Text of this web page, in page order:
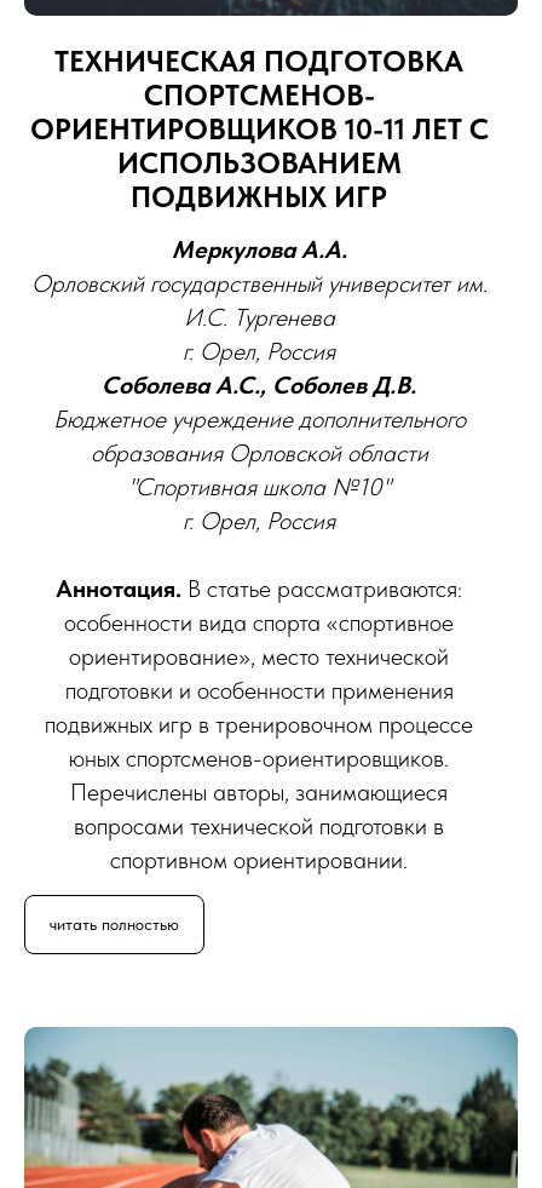
ТЕХНИЧЕСКАЯ ПОДГОТОВКА
СПОРТСМЕНОВ-
ОРИЕНТИРОВЩИКОВ 10-11 ЛЕТ С
ИСПОЛЬЗОВАНИЕМ
ПОДВИЖНЫХ ИГР
Меркулова А.А.
Орловский государственный университет им.
И.С. Тургенева
г. Орел, Россия
Соболева А.С., Соболев Д.В.
Бюджетное учреждение дополнительного
образования Орловской области
"Спортивная школа №10"
г. Орел, Россия
Аннотация. В статье рассматриваются:
особенности вида спорта «спортивное
ориентирование», место технической
подготовки и особенности применения
подвижных игр в тренировочном процессе
юных спортсменов-ориентировщиков.
Перечислены авторы, занимающиеся
вопросами технической подготовки в
спортивном ориентировании.
читать полностью